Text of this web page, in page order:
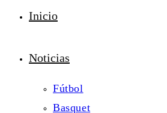
Inicio
Noticias
Fútbol
Basquet